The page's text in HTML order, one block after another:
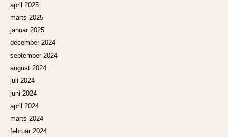
april 2025
marts 2025
januar 2025
december 2024
september 2024
august 2024
juli 2024
juni 2024
april 2024
marts 2024
februar 2024